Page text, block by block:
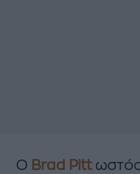
Ο Brad Pitt